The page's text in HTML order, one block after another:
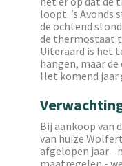
loopt. ’s Avonds
de ochtend
de thermostaat
Uiteraard is het
hangen, maar
Het komend jaar
Bij aankoop van
van huize
afgelopen jaar -